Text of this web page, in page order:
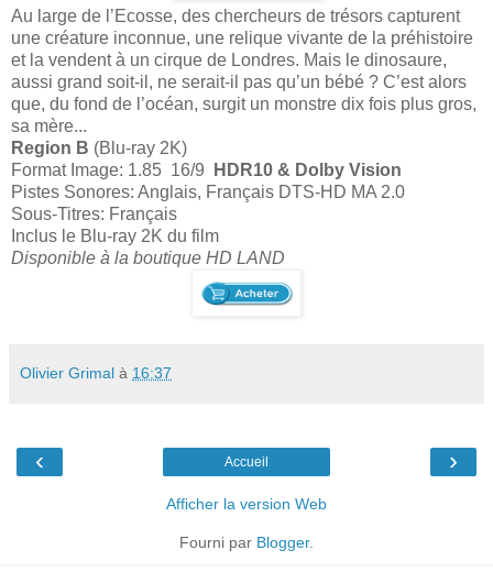
Au large de l’Ecosse, des chercheurs de trésors capturent
une créature inconnue, une relique vivante de la préhistoire
et la vendent à un cirque de Londres. Mais le dinosaure,
aussi grand soit-il, ne serait-il pas qu’un bébé ? C’est alors
que, du fond de l’océan, surgit un monstre dix fois plus gros,
sa mère...
Region B (Blu-ray 2K)
Format Image: 1.85 16/9
HDR10 & Dolby Vision
Pistes Sonores: Anglais, Français DTS-HD MA 2.0
Sous-Titres: Français
Inclus le Blu-ray 2K du film
Disponible à la boutique HD LAND
Olivier Grimal à 16:37
‹ ›
Accueil
Afficher la version Web
Fourni par Blogger.